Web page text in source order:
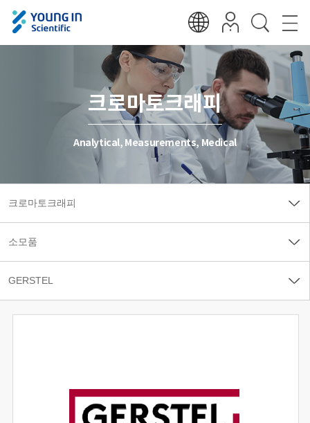
크로마토크래피
Analytical, Measurements, Medical